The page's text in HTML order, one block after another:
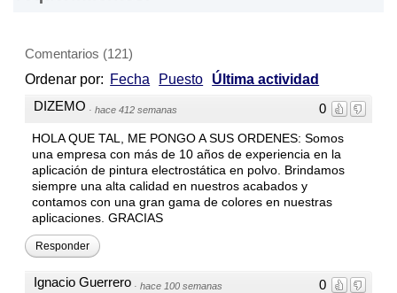
Comentarios (121)
Ordenar por: Fecha Puesto
Última actividad
0
DIZEMO ·hace 412 semanas
HOLA QUE TAL, ME PONGO A SUS ORDENES: Somos
una empresa con más de 10 años de experiencia en la
aplicación de pintura electrostática en polvo. Brindamos
siempre una alta calidad en nuestros acabados y
contamos con una gran gama de colores en nuestras
aplicaciones. GRACIAS
Responder
0
Ignacio Guerrero ·hace 100 semanas